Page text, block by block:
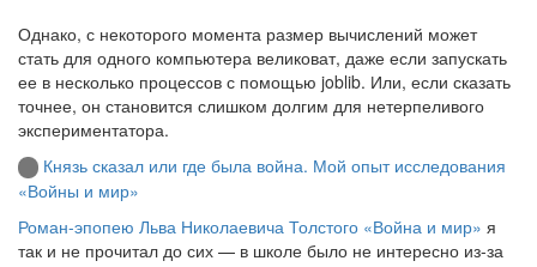
Однако, с некоторого момента размер вычислений может
стать для одного компьютера великоват, даже если запускать
ее в несколько процессов с помощью joblib. Или, если сказать
точнее, он становится слишком долгим для нетерпеливого
экспериментатора.
Князь сказал или где была война. Мой опыт исследования
«Войны и мир»
Роман-эпопею Льва Николаевича Толстого «Война и мир» я
так и не прочитал до сих — в школе было не интересно из-за